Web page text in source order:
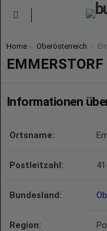
You are here:
Home Oberösterreich
EMMERSTORF
Informationen
Ortsname:
Postleitzahl:
Bundesland:
Region: